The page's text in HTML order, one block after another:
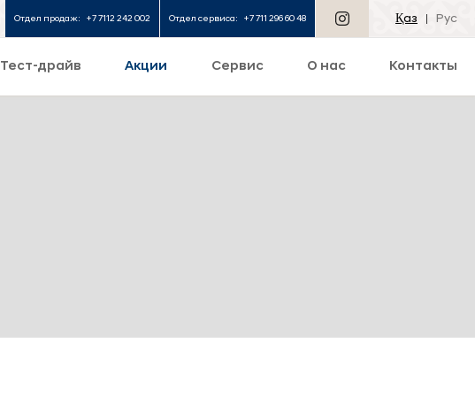
Отдел продаж: +7 7112 242 002 Отдел сервиса: +7 711 296 60 48 Қаз Рус
Тест-драйв Акции Сервис О нас Контакты